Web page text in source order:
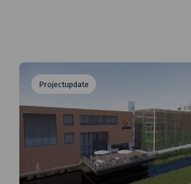
Projectupdate